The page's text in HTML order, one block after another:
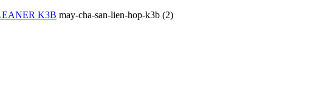
K3B may-cha-san-lien-hop-k3b (2)